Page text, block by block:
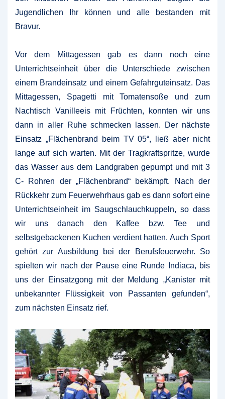
Jugendlichen Ihr können und alle bestanden mit
Bravur.
Vor dem Mittagessen gab es dann noch eine
Unterrichtseinheit über die Unterschiede zwischen
einem Brandeinsatz und einem Gefahrguteinsatz. Das
Mittagessen, Spagetti mit Tomatensoße und zum
Nachtisch Vanilleeis mit Früchten, konnten wir uns
dann in aller Ruhe schmecken lassen. Der nächste
Einsatz „Flächenbrand beim TV 05“, ließ aber nicht
lange auf sich warten. Mit der Tragkraftspritze, wurde
das Wasser aus dem Landgraben gepumpt und mit 3
C- Rohren der „Flächenbrand“ bekämpft. Nach der
Rückkehr zum Feuerwehrhaus gab es dann sofort eine
Unterrichtseinheit im Saugschlauchkuppeln, so dass
wir uns danach den Kaffee bzw. Tee und
selbstgebackenen Kuchen verdient hatten. Auch Sport
gehört zur Ausbildung bei der Berufsfeuerwehr. So
spielten wir nach der Pause eine Runde Indiaca, bis
uns der Einsatzgong mit der Meldung „Kanister mit
unbekannter Flüssigkeit von Passanten gefunden“,
zum nächsten Einsatz rief.